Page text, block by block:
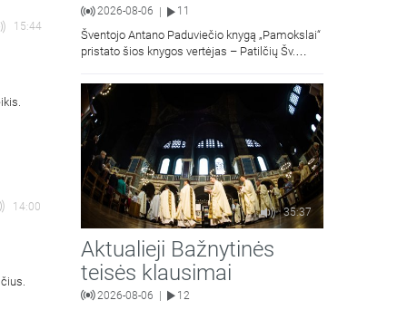
15:44
14:00
2026-08-06 11
Šventojo Antano Paduviečio knygą „Pamokslai“
pristato šios knygos vertėjas – Patilčių Šv.
moralinės teologijos dr. Algirdas Petras
35:37
Aktualieji Bažnytinės
teisės klausimai
2026-08-06 12